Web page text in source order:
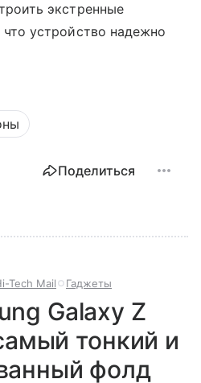
экстренные
устройство надежно
Поделиться
Tech Mail Гаджеты
Galaxy Z
тонкий и
фолд